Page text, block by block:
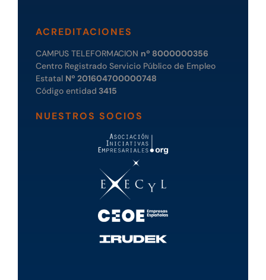
ACREDITACIONES
CAMPUS TELEFORMACION nº 8000000356
Centro Registrado Servicio Público de Empleo
Estatal Nº 201604700000748
Código entidad 3415
NUESTROS SOCIOS